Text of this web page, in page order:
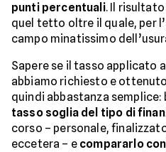
punti percentuali. Il
quel tetto oltre il quale, per
campo minatissimo
Sapere se il tasso applicato
abbiamo richiesto e
quindi abbastanza semplice:
tasso soglia del tipo di
corso – personale,
eccetera – e compararlo